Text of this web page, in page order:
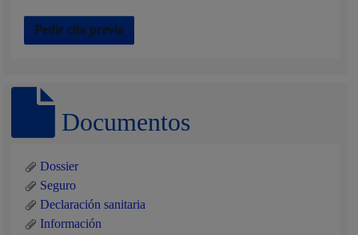
Pedir cita previa
Documentos
Dossier
Seguro
Declaración sanitaria
Información